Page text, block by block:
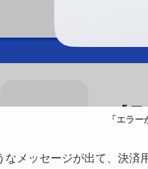
「エラ
なメッセージが出て、決済